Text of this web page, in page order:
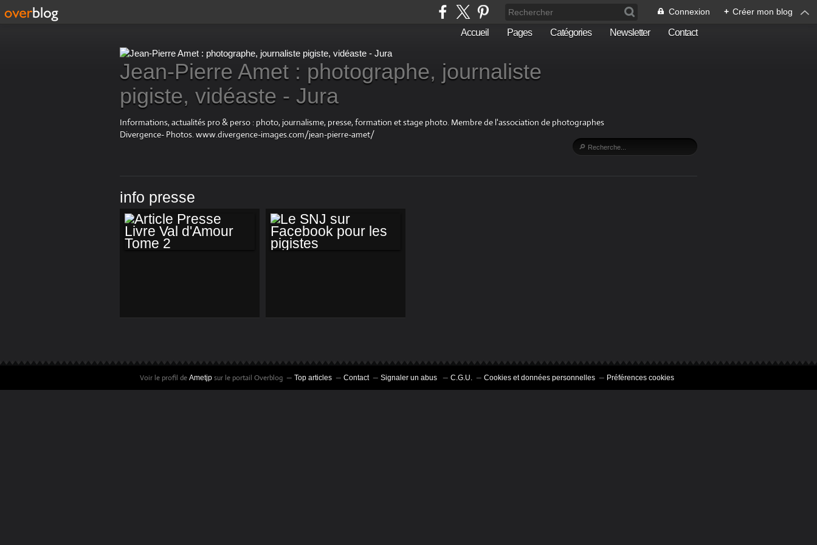
Connexion + Créer mon blog
Accueil Pages Catégories Newsletter Contact
Jean-Pierre Amet : photographe, journaliste
pigiste, vidéaste - Jura
Informations, actualités pro & perso : photo, journalisme, presse, formation et stage photo. Membre de l'association de photographes
Divergence- Photos. www.divergence-images.com/jean-pierre-amet/
info presse
D'AMOUR TOME 2
LES PIGISTES
Voir le profil de Ametjpsur le portail Overblog Top articles Contact Signaler un abus C.G.U. Cookies et données personnelles Préférences cookies